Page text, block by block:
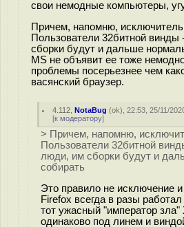
свои немодные компьютеры,
Причем, напомню,
Пользователи 32битной
сборки будут и дальше
MS не объявит ее тоже
проблемы посерьезнее чем
васянский браузер.
4.112 ,NotaBug (ok), 22:53, 25/11/
[к модератору]
> Причем, напомню,
Пользователи 32битной
люди, им сборки будут и
собирать
Это правило не исключение
Firefox всегда в разы
тот ужасный "император зла"
одинаково под линем и